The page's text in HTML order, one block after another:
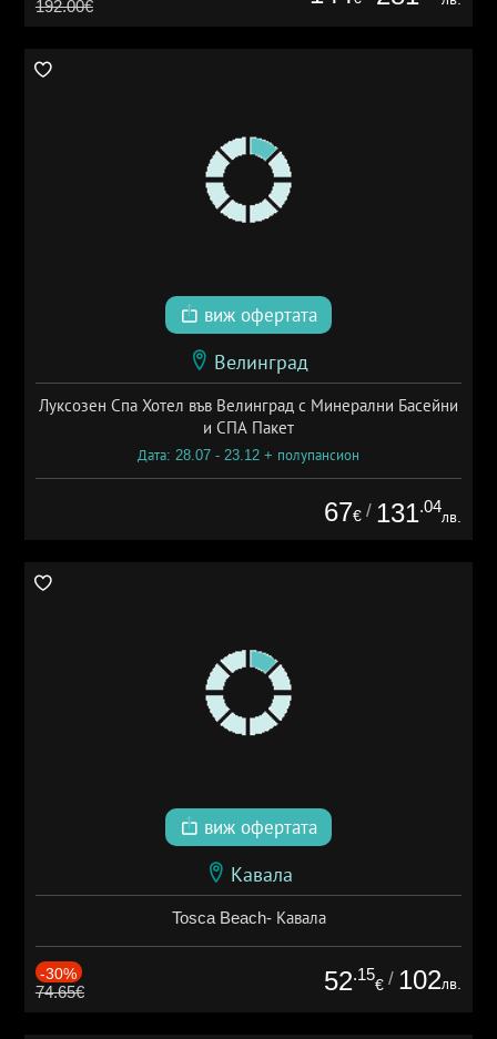
192.00€
виж офертата
Велинград
Луксозен Спа Хотел във Велинград с Минерални Басейни
и СПА Пакет
Дата: 28.07 - 23.12 + полупансион
67€ / 131.04
лв.
виж офертата
Кавала
Tosca Beach- Кавала
-30%
74.65€ 52.15
€ / 102лв.